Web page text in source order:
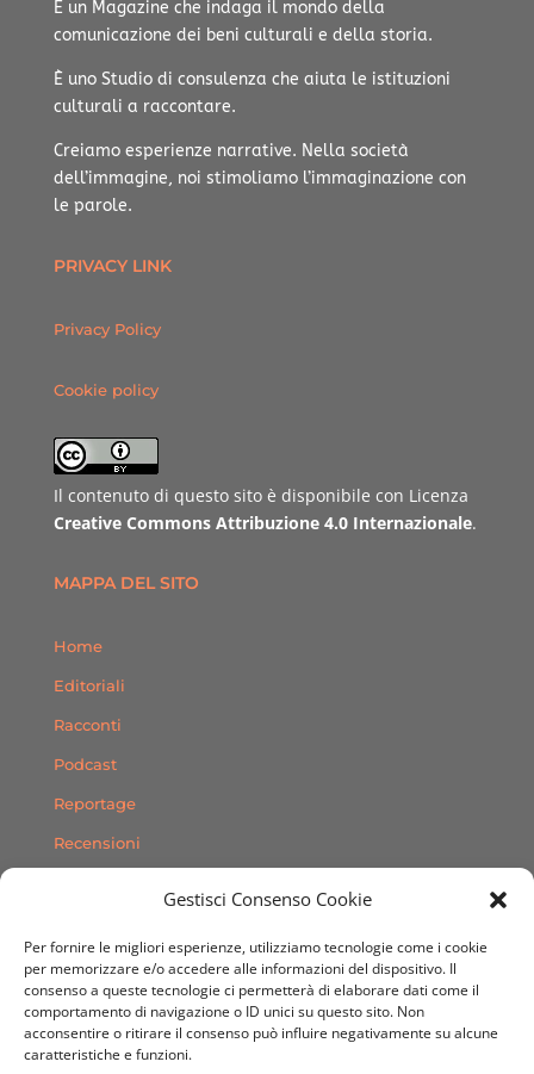
Gestisci Consenso Cookie
Per fornire le migliori esperienze, utilizziamo tecnologie come i cookie
per memorizzare e/o accedere alle informazioni del dispositivo. Il
consenso a queste tecnologie ci permetterà di elaborare dati come il
comportamento di navigazione o ID unici su questo sito. Non
acconsentire o ritirare il consenso può influire negativamente su alcune
caratteristiche e funzioni.
È un Magazine che indaga il mondo della
comunicazione dei beni culturali e della storia.
È uno Studio di consulenza che aiuta le istituzioni
culturali a raccontare.
Creiamo esperienze narrative. Nella società
dell’immagine, noi stimoliamo l’immaginazione con
le parole.
PRIVACY LINK
Privacy Policy
Cookie policy
Il contenuto di questo sito è disponibile con Licenza
Creative Commons Attribuzione 4.0 Internazionale.
MAPPA DEL SITO
Home
Editoriali
Racconti
Podcast
Reportage
Recensioni
Contatti
SEGUICI SUI SOCIAL